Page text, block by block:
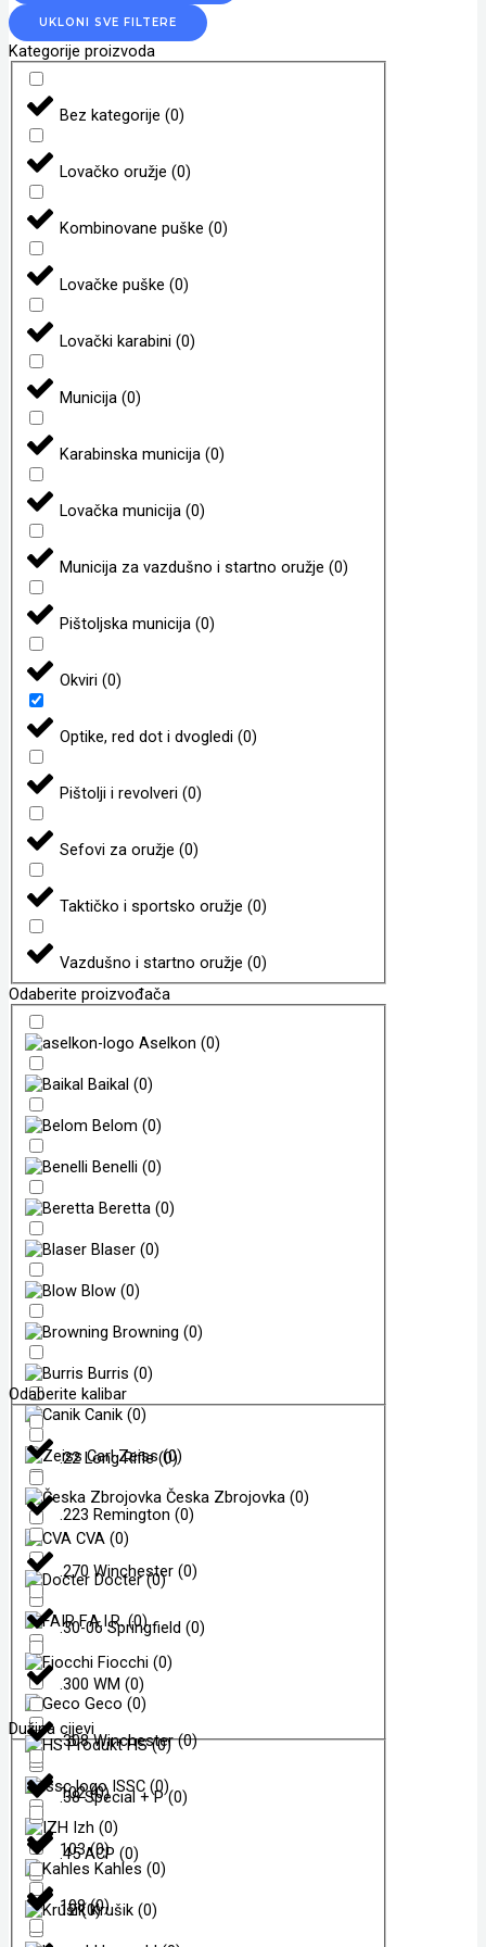
UKLONI SVE FILTERE
Kategorije proizvoda
Bez kategorije (0)
Lovačko oružje (0)
Kombinovane puške (0)
Lovačke puške (0)
Lovački karabini (0)
Municija (0)
Karabinska municija (0)
Lovačka municija (0)
Municija za vazdušno i startno oružje (0)
Pištoljska municija (0)
Okviri (0)
Optike, red dot i dvogledi (0)
Pištolji i revolveri (0)
Sefovi za oružje (0)
Taktičko i sportsko oružje (0)
Vazdušno i startno oružje (0)
Odaberite proizvođača
Aselkon (0)
Baikal (0)
Belom (0)
Benelli (0)
Beretta (0)
Blaser (0)
Blow (0)
Browning (0)
Burris (0)
Canik (0)
Carl Zeiss(0)
Česka Zbrojovka (0)
CVA (0)
Docter(0)
F.A.I.R.(0)
Fiocchi (0)
Geco (0)
HS(0)
ISSC (0)
Izh (0)
Kahles (0)
Krušik (0)
Odaberite kalibar
.22 Long Rifle(0)
.223 Remington (0)
.270 Winchester (0)
.30-06 Springfield (0)
.300 WM (0)
.308 Winchester(0)
.38 Special + P(0)
.45 ACP (0)
12(0)
Dužina cijevi
102(0)
103(0)
108(0)